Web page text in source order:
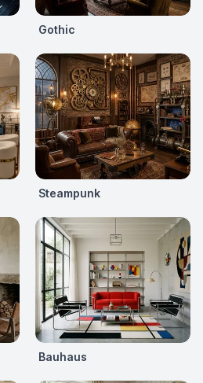
Gothic
Steampunk
Bauhaus